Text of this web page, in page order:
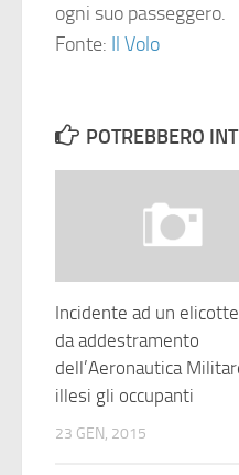
ogni suo passeggero.
Fonte: Il Volo
POTREBBERO
Incidente ad un
da addestramento
dell’Aeronautica
illesi gli occupanti
23 GEN, 2015